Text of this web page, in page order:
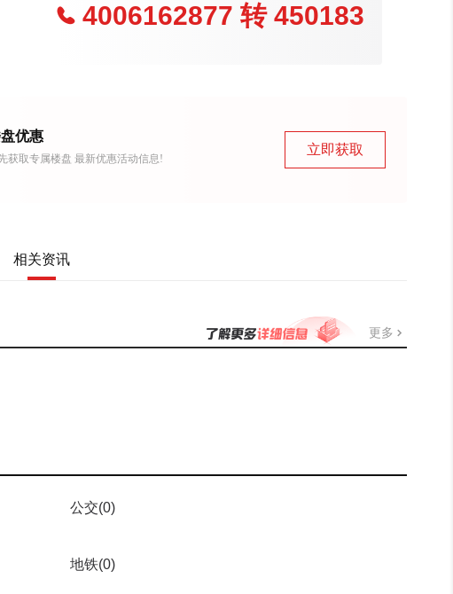
 4006162877 转450183
优惠
获取专属楼盘 最新优惠活动信息!
立即获取
相关资讯
更多
公交(0)
地铁(0)